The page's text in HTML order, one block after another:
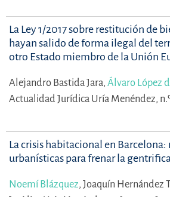
La Ley 1/2017 sobre restitución de
hayan salido de forma ilegal del
otro Estado miembro de la Unión
Alejandro Bastida Jara, Álvaro López
Actualidad Jurídica Uría Menéndez,
La crisis habitacional en Barcelona:
urbanísticas para frenar la
Noemí Blázquez, Joaquín Hernández